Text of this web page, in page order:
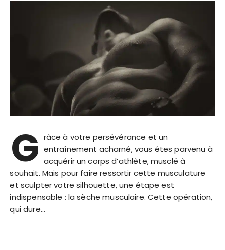
G râce à votre persévérance et un
entraînement acharné, vous êtes parvenu à
acquérir un corps d’athlète, musclé à
souhait. Mais pour faire ressortir cette musculature
et sculpter votre silhouette, une étape est
indispensable : la sèche musculaire. Cette opération,
qui dure…